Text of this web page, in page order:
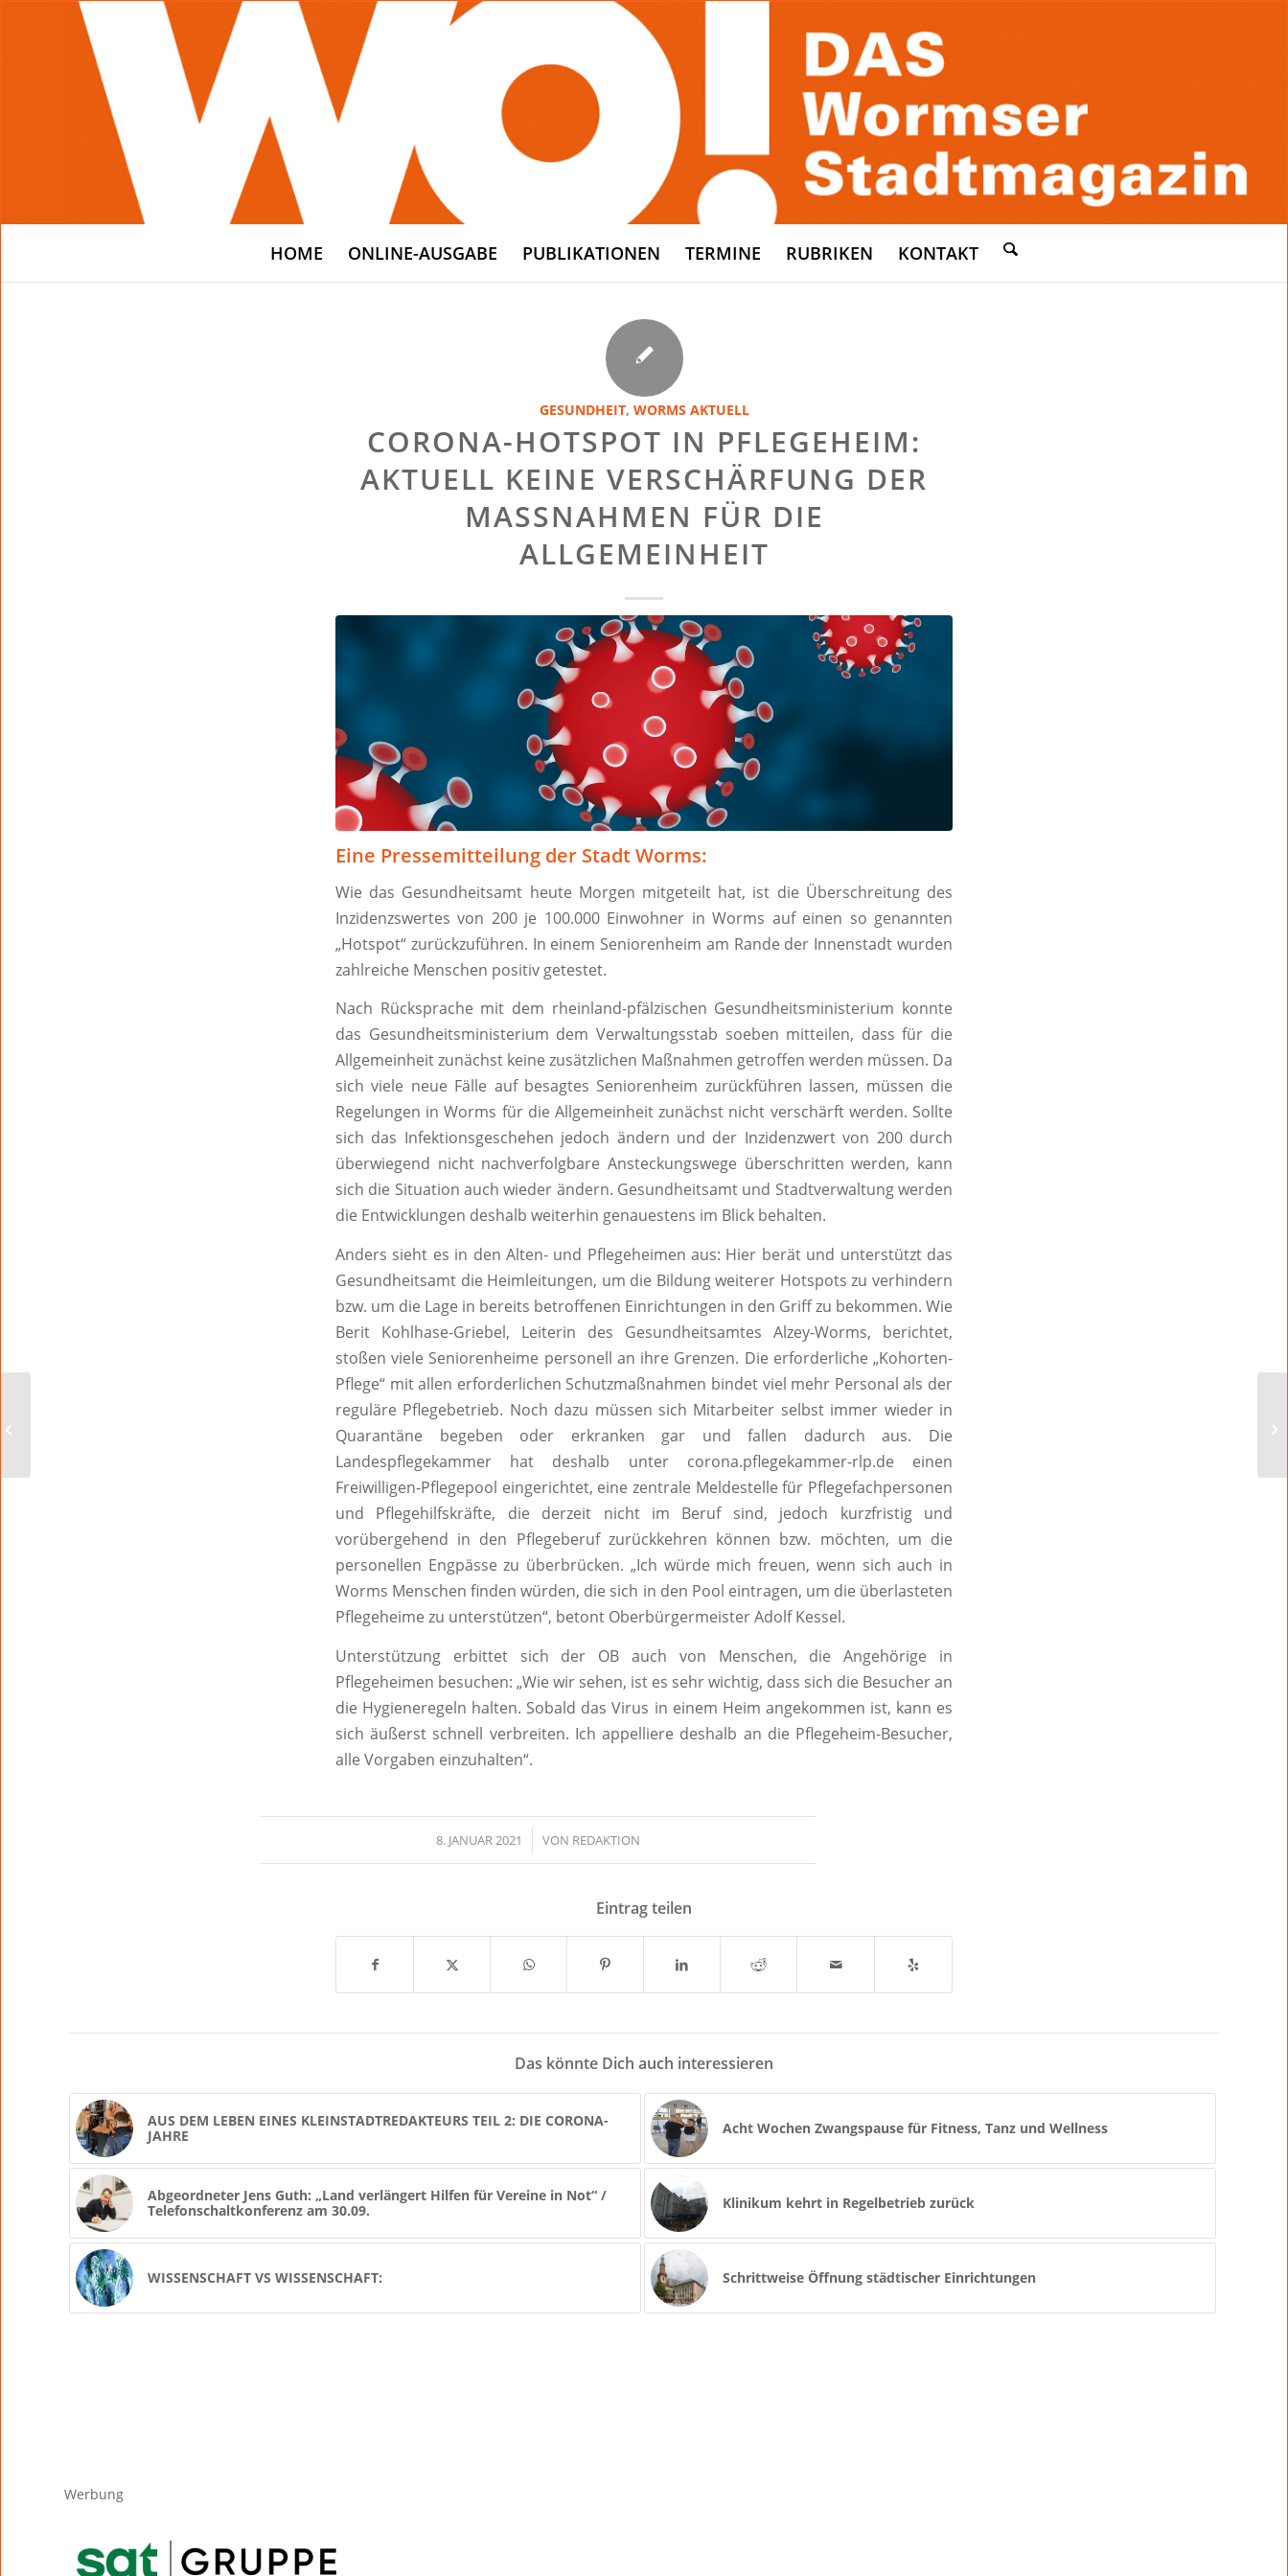
HOME ONLINE-AUSGABE PUBLIKATIONEN TERMINE RUBRIKEN KONTAKT
GESUNDHEIT, WORMS AKTUELL
CORONA-HOTSPOT IN PFLEGEHEIM:
AKTUELL KEINE VERSCHÄRFUNG DER
MASSNAHMEN FÜR DIE A
LLGEMEINHEIT
Eine Pressemitteilung der Stadt Worms:
Wie das Gesundheitsamt heute Morgen mitgeteilt hat, ist die Überschreitung des
Inzidenzswertes von 200 je 100.000 Einwohner in Worms auf einen so genannten
„Hotspot“ zurückzuführen. In einem Seniorenheim am Rande der Innenstadt wurden
zahlreiche Menschen positiv getestet.
Nach Rücksprache mit dem rheinland-pfälzischen Gesundheitsministerium konnte
das Gesundheitsministerium dem Verwaltungsstab soeben mitteilen, dass für die
Allgemeinheit zunächst keine zusätzlichen Maßnahmen getroffen werden müssen. Da
sich viele neue Fälle auf besagtes Seniorenheim zurückführen lassen, müssen die
Regelungen in Worms für die Allgemeinheit zunächst nicht verschärft werden. Sollte
sich das Infektionsgeschehen jedoch ändern und der Inzidenzwert von 200 durch
überwiegend nicht nachverfolgbare Ansteckungswege überschritten werden, kann
sich die Situation auch wieder ändern. Gesundheitsamt und Stadtverwaltung werden
die Entwicklungen deshalb weiterhin genauestens im Blick behalten.
Anders sieht es in den Alten- und Pflegeheimen aus: Hier berät und unterstützt das
Gesundheitsamt die Heimleitungen, um die Bildung weiterer Hotspots zu verhindern
bzw. um die Lage in bereits betroffenen Einrichtungen in den Griff zu bekommen. Wie
Berit Kohlhase-Griebel, Leiterin des Gesundheitsamtes Alzey-Worms, berichtet,
stoßen viele Seniorenheime personell an ihre Grenzen. Die erforderliche „Kohorten-
Pflege“ mit allen erforderlichen Schutzmaßnahmen bindet viel mehr Personal als der
reguläre Pflegebetrieb. Noch dazu müssen sich Mitarbeiter selbst immer wieder in
Quarantäne begeben oder erkranken gar und fallen dadurch aus. Die
Landespflegekammer hat deshalb unter corona.pflegekammer-rlp.de einen
Freiwilligen-Pflegepool eingerichtet, eine zentrale Meldestelle für Pflegefachpersonen
und Pflegehilfskräfte, die derzeit nicht im Beruf sind, jedoch kurzfristig und
vorübergehend in den Pflegeberuf zurückkehren können bzw. möchten, um die
personellen Engpässe zu überbrücken. „Ich würde mich freuen, wenn sich auch in
Worms Menschen finden würden, die sich in den Pool eintragen, um die überlasteten
Pflegeheime zu unterstützen“, betont Oberbürgermeister Adolf Kessel.
Unterstützung erbittet sich der OB auch von Menschen, die Angehörige in
Pflegeheimen besuchen: „Wie wir sehen, ist es sehr wichtig, dass sich die Besucher an
die Hygieneregeln halten. Sobald das Virus in einem Heim angekommen ist, kann es
sich äußerst schnell verbreiten. Ich appelliere deshalb an die Pflegeheim-Besucher,
alle Vorgaben einzuhalten“.
8. JANUAR 2021
/ VON REDAKTION
Eintrag teilen
Das könnte Dich auch interessieren
AUS DEM LEBEN EINES KLEINSTADTREDAKTEURS TEIL 2: DIE CORONA-
JAHRE
Acht Wochen Zwangspause für Fitness, Tanz und Wellness
Abgeordneter Jens Guth: „Land verlängert Hilfen für Vereine in Not“ /
Telefonschaltkonferenz am 30.09.
Klinikum kehrt in Regelbetrieb zurück
WISSENSCHAFT VS WISSENSCHAFT: Schrittweise Öffnung städtischer Einrichtungen
Werbung